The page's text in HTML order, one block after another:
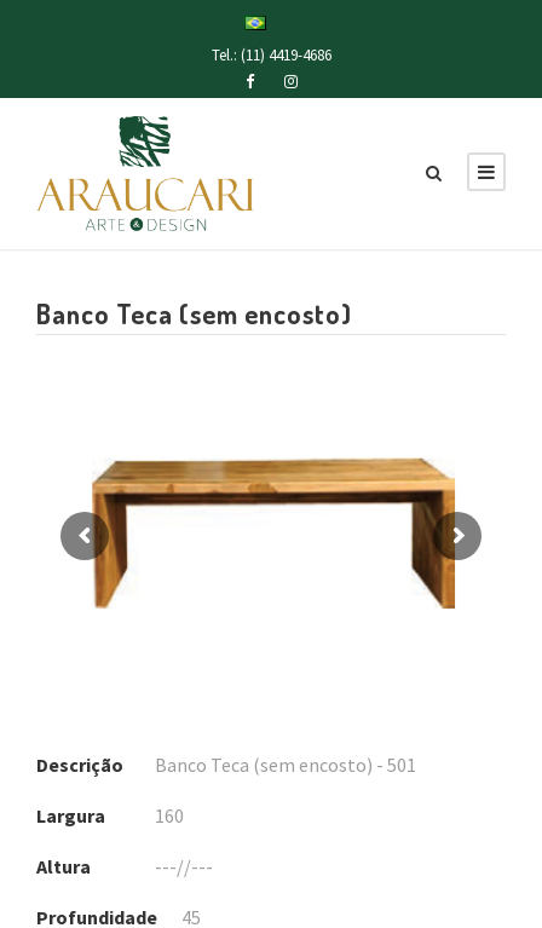
Tel.: (11) 4419-4686
Banco Teca (sem encosto)
Descrição Banco Teca (sem encosto) - 501
Largura 160
Altura ---//---
Profundidade 45